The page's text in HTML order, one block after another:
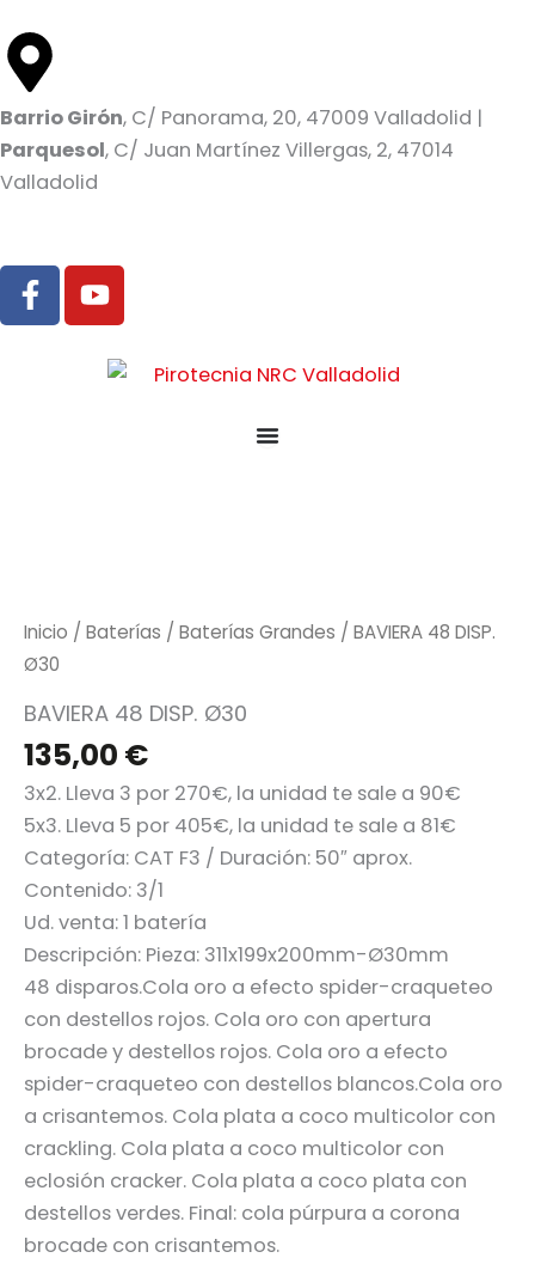
al
contenido
Barrio Girón, C/ Panorama, 20, 47009 Valladolid |
Parquesol, C/ Juan Martínez Villergas, 2, 47014
Valladolid
F
a
c
Y
o
u
Inicio / Baterías / Baterías Grandes / BAVIERA 48 DISP.
Ø30
BAVIERA 48 DISP. Ø30
135,00 €
3x2. Lleva 3 por 270€, la unidad te sale a 90€
5x3. Lleva 5 por 405€, la unidad te sale a 81€
Categoría: CAT F3 / Duración: 50″ aprox.
Contenido: 3/1
Ud. venta: 1 batería
Descripción: Pieza: 311x199x200mm-Ø30mm
48 disparos.Cola oro a efecto spider-craqueteo
con destellos rojos. Cola oro con apertura
brocade y destellos rojos. Cola oro a efecto
spider-craqueteo con destellos blancos.Cola oro
a crisantemos. Cola plata a coco multicolor con
crackling. Cola plata a coco multicolor con
eclosión cracker. Cola plata a coco plata con
destellos verdes. Final: cola púrpura a corona
brocade con crisantemos.